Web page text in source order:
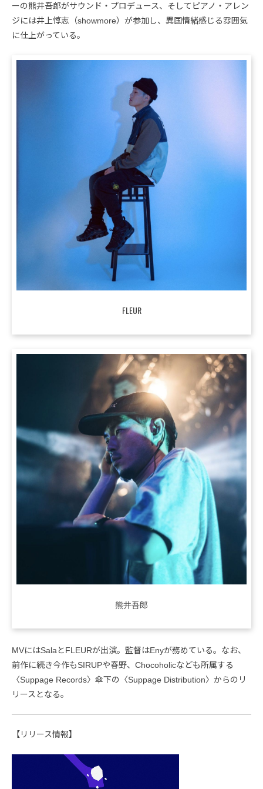
ーの熊井吾郎がサウンド・プロデュース、そしてピアノ・アレン
ジには井上惇志（showmore）が参加し、異国情緒感じる雰囲気
に仕上がっている。
FLEUR
熊井吾郎
MVにはSalaとFLEURが出演。監督はEnyが務めている。なお、
前作に続き今作もSIRUPや春野、Chocoholicなども所属する
〈Suppage Records〉傘下の〈Suppage Distribution〉からのリ
リースとなる。
【リリース情報】